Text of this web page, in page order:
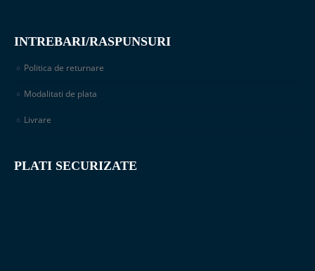
INTREBARI/RASPUNSURI
Politica de returnare
Modalitati de plata
Livrare
PLATI SECURIZATE